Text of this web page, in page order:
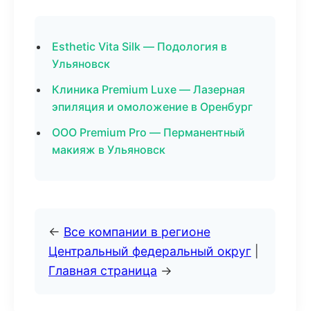
Esthetic Vita Silk — Подология в
Ульяновск
Клиника Premium Luxe — Лазерная
эпиляция и омоложение в Оренбург
ООО Premium Pro — Перманентный
макияж в Ульяновск
← Все компании в регионе
Центральный федеральный округ
Главная страница →